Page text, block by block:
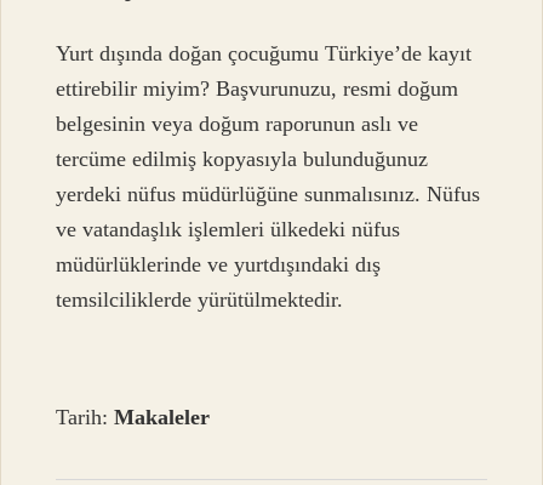
Yurt dışında doğan çocuğumu Türkiye’de kayıt
ettirebilir miyim? Başvurunuzu, resmi doğum
belgesinin veya doğum raporunun aslı ve
tercüme edilmiş kopyasıyla bulunduğunuz
yerdeki nüfus müdürlüğüne sunmalısınız. Nüfus
ve vatandaşlık işlemleri ülkedeki nüfus
müdürlüklerinde ve yurtdışındaki dış
temsilciliklerde yürütülmektedir.
Tarih:Makaleler